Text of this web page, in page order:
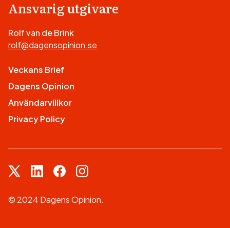
Ansvarig utgivare
Rolf van de Brink
rolf@dagensopinion.se
Veckans Brief
Dagens Opinion
Användarvillkor
Privacy Policy
© 2024 Dagens Opinion.